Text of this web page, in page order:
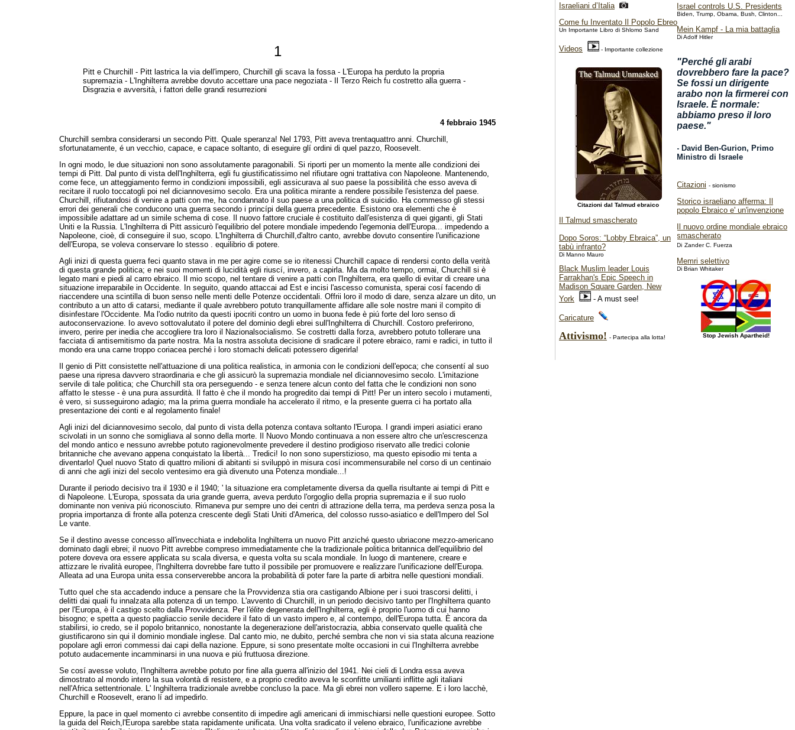
1
Pitt e Churchill - Pitt lastrica la via dell'impero, Churchill gli scava la fossa - L'Europa ha perduto la propria
supremazia - L'Inghilterra avrebbe dovuto accettare una pace negoziata - Il Terzo Reich fu costretto alla guerra -
Disgrazia e avversità, i fattori delle grandi resurrezioni
4 febbraio 1945
Churchill sembra considerarsi un secondo Pitt. Quale speranza! Nel 1793, Pitt aveva trentaquattro anni. Churchill,
sfortunatamente, é un vecchio, capace, e capace soltanto, di eseguire glí ordini di quel pazzo, Roosevelt.
In ogni modo, le due situazioni non sono assolutamente paragonabili. Si riporti per un momento la mente alle condizioni dei
tempi di Pitt. Dal punto di vista dell'Inghilterra, egli fu giustificatissimo nel rifiutare ogni trattativa con Napoleone. Mantenendo,
come fece, un atteggiamento fermo in condizioni impossibili, egli assicurava al suo paese la possibilità che esso aveva di
recitare il ruolo toccatogli poi nel diciannovesimo secolo. Era una politica mirante a rendere possibile l'esistenza del paese.
Churchill, rifiutandosi di venire a patti con me, ha condannato il suo paese a una politica di suicidio. Ha commesso gli stessi
errori dei generali che conducono una guerra secondo i princípi della guerra precedente. Esistono ora elementi che è
impossibile adattare ad un simile schema di cose. Il nuovo fattore cruciale è costituito dall'esistenza di quei giganti, gli Stati
Uniti e la Russia. L'Inghilterra di Pitt assicurò l'equilibrio del potere mondiale impedendo l'egemonia dell'Europa... impedendo a
Napoleone, cioè, di conseguire il suo, scopo. L'Inghilterra di Churchill,d'altro canto, avrebbe dovuto consentire l'unificazione
dell'Europa, se voleva conservare lo stesso . equilibrio di potere.
Agli inizi di questa guerra feci quanto stava in me per agire come se io ritenessi Churchill capace di rendersi conto della verità
di questa grande politica; e nei suoi momenti di lucidità egli riuscí, invero, a capirla. Ma da molto tempo, ormai, Churchill si è
legato mani e piedi al carro ebraico. Il mio scopo, nel tentare di venire a patti con l'Inghilterra, era quello di evitar di creare una
situazione irreparabile in Occidente. In seguito, quando attaccai ad Est e incisi l'ascesso comunista, sperai cosí facendo di
riaccendere una scintilla di buon senso nelle menti delle Potenze occidentali. Offrii loro il modo di dare, senza alzare un dito, un
contributo a un atto di catarsi, mediante il quale avrebbero potuto tranquillamente affidare alle sole nostre mani il compito di
disinfestare l'Occidente. Ma l'odio nutrito da questi ipocriti contro un uomo in buona fede è piú forte del loro senso di
autoconservazione. Io avevo sottovalutato il potere del dominio degli ebrei sull'Inghilterra di Churchill. Costoro preferirono,
invero, perire per inedia che accogliere tra loro il Nazionalsocialismo. Se costretti dalla forza, avrebbero potuto tollerare una
facciata di antisemitismo da parte nostra. Ma la nostra assoluta decisione di sradicare il potere ebraico, rami e radici, in tutto il
mondo era una carne troppo coriacea perché i loro stomachi delicati potessero digerirla!
Il genio di Pitt consistette nell'attuazione di una politica realistica, in armonia con le condizioni dell'epoca; che consentí al suo
paese una ripresa davvero straordinaria e che gli assicurò la supremazia mondiale nel dìciannovesimo secolo. L'imitazione
servile di tale politica; che Churchill sta ora perseguendo - e senza tenere alcun conto del fatta che le condizioni non sono
affatto le stesse - è una pura assurdità. Il fatto è che il mondo ha progredito dai tempi di Pitt! Per un intero secolo i mutamenti,
è vero, si susseguirono adagio; ma la prima guerra mondiale ha accelerato il ritmo, e la presente guerra ci ha portato alla
presentazione dei conti e al regolamento finale!
Agli inizi del diciannovesimo secolo, dal punto di vista della potenza contava soltanto l'Europa. I grandi imperi asiatici erano
scivolati in un sonno che somigliava al sonno della morte. Il Nuovo Mondo continuava a non essere altro che un'escrescenza
del mondo antico e nessuno avrebbe potuto ragionevolmente prevedere il destino prodigioso riservato alle tredici colonie
britanniche che avevano appena conquistato la libertà... Tredici! Io non sono superstizioso, ma questo episodio mi tenta a
diventarlo! Quel nuovo Stato di quattro milioni di abitanti si sviluppò in misura cosí incommensurabile nel corso di un centinaio
di anni che agli inizi del secolo ventesimo era già divenuto una Potenza mondiale...!
Durante il periodo decisivo tra il 1930 e il 1940; ' la situazione era completamente diversa da quella risultante ai tempi di Pitt e
di Napoleone. L'Europa, spossata da uria grande guerra, aveva perduto l'orgoglio della propria supremazia e il suo ruolo
dominante non veniva piú riconosciuto. Rimaneva pur sempre uno dei centri di attrazione della terra, ma perdeva senza posa la
propria importanza di fronte alla potenza crescente degli Stati Uniti d'America, del colosso russo-asiatico e dell'Impero del Sol
Le vante.
Se il destino avesse concesso all'invecchiata e indebolita Inghilterra un nuovo Pitt anziché questo ubriacone mezzo-americano
dominato dagli ebrei; il nuovo Pitt avrebbe compreso immediatamente che la tradizionale politica britannica dell'equilibrio del
potere doveva ora essere applicata su scala diversa, e questa volta su scala mondiale. In luogo di mantenere, creare e
attizzare le rivalità europee, l'Inghilterra dovrebbe fare tutto il possibile per promuovere e realizzare l'unificazione dell'Europa.
Alleata ad una Europa unita essa conserverebbe ancora la probabilità di poter fare la parte di arbitra nelle questioni mondiali.
Tutto quel che sta accadendo induce a pensare che la Provvidenza stia ora castigando Albione per i suoi trascorsi delitti, i
delitti dai quali fu innalzata alla potenza di un tempo. L'avvento di Churchill, in un periodo decisivo tanto per l'Inghilterra quanto
per l'Europa, è il castigo scelto dalla Provvidenza. Per l'élite degenerata dell'Inghilterra, egli è proprio l'uomo di cui hanno
bisogno; e spetta a questo pagliaccio senile decidere il fato di un vasto impero e, al contempo, dell'Europa tutta. È ancora da
stabilirsi, io credo, se il popolo britannico, nonostante la degenerazione dell'aristocrazia, abbia conservato quelle qualità che
giustificarono sin qui il dominio mondiale inglese. Dal canto mio, ne dubito, perché sembra che non vi sia stata alcuna reazione
popolare agli errori commessi dai capi della nazione. Eppure, si sono presentate molte occasioni in cui l'Inghilterra avrebbe
potuto audacemente incamminarsi in una nuova e piú fruttuosa direzione.
Se cosí avesse voluto, l'Inghilterra avrebbe potuto por fine alla guerra all'inizio del 1941. Nei cieli di Londra essa aveva
dimostrato al mondo intero la sua volontà di resistere, e a proprio credito aveva le sconfitte umilianti inflitte agli italiani
nell'Africa settentrionale. L' Inghilterra tradizionale avrebbe concluso la pace. Ma gli ebrei non vollero saperne. E i loro lacchè,
Churchill e Roosevelt, erano lí ad impedirlo.
Eppure, la pace in quel momento ci avrebbe consentito di impedire agli americani di immischiarsi nelle questioni europee. Sotto
la guida del Reich,l'Europa sarebbe stata rapidamente unificata. Una volta sradicato il veleno ebraico, l'unificazione avrebbe
Israel controls U.S. Presidents
Biden, Trump, Obama, Bush, Clinton...
Mein Kampf - La mia battaglia
Di Adolf Hitler
"Perché gli arabi
dovrebbero fare la pace?
Se fossi un dirigente
arabo non la firmerei con
Israele. È normale:
abbiamo preso il loro
paese."
- David Ben-Gurion, Primo
Ministro di Israele
Citazioni - sionismo
Storico israeliano afferma: Il
popolo Ebraico e' un'invenzione
Il nuovo ordine mondiale ebraico
smascherato
Di Zander C. Fuerza
Memri selettivo
Di Brian Whitaker
Stop Jewish Apartheid!
Israeliani d’Italia
Come fu Inventato Il Popolo Ebreo
Un Importante Libro di Shlomo Sand
Videos - Importante collezione
Citazioni dal Talmud ebraico
Il Talmud smascherato
Dopo Soros: “Lobby Ebraica”, un
tabù infranto?
Di Manno Mauro
Black Muslim leader Louis
Farrakhan's Epic Speech in
Madison Square Garden, New
York
- A must see!
Caricature
Attivismo! - Partecipa alla lotta!